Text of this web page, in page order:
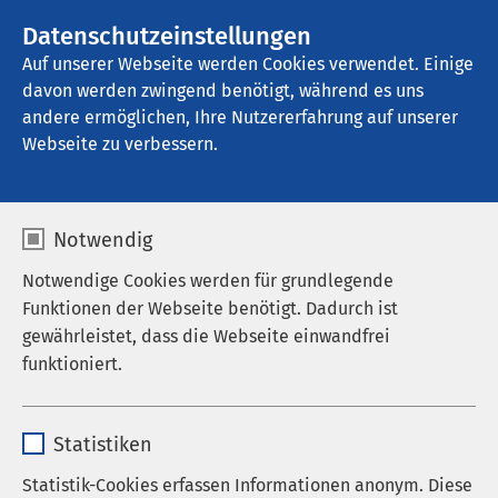
Datenschutzeinstellungen
Auf unserer Webseite werden Cookies verwendet. Einige
davon werden zwingend benötigt, während es uns
andere ermöglichen, Ihre Nutzererfahrung auf unserer
Webseite zu verbessern.
Notwendig
Notwendige Cookies werden für grundlegende
Funktionen der Webseite benötigt. Dadurch ist
gewährleistet, dass die Webseite einwandfrei
funktioniert.
Anbieter sgalinski
Statistiken
Statistik-Cookies erfassen Informationen anonym. Diese
AMEOS Klinikum Ueckermünde